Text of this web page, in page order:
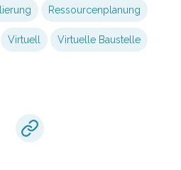
Ressourcenplanung
Virtuell Virtuelle Baustelle